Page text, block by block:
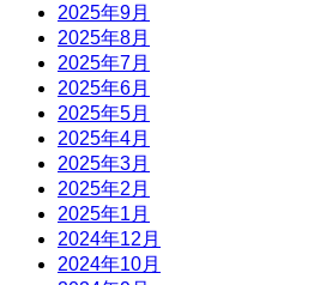
2025年9月
2025年8月
2025年7月
2025年6月
2025年5月
2025年4月
2025年3月
2025年2月
2025年1月
2024年12月
2024年10月